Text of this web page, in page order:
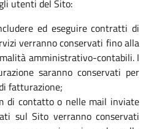
utenti del Sito:
ed eseguire contratti di
verranno conservati fino alla
amministrativo-contabili. I
saranno conservati per
fatturazione;
di contatto o nelle mail inviate
sul Sito verranno conservati